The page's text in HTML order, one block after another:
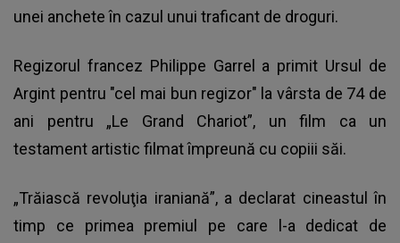
unei anchete în cazul unui traficant de droguri.
Regizorul francez Philippe Garrel a primit Ursul de
Argint pentru "cel mai bun regizor" la vârsta de 74 de
ani pentru „Le Grand Chariot”, un film ca un
testament artistic filmat împreună cu copiii săi.
„Trăiască revoluţia iraniană”, a declarat cineastul în
timp ce primea premiul pe care l-a dedicat de